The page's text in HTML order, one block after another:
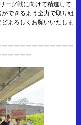
ーグ戦に向けて精進して
できるよう全力で取り組
よろしくお願いいたしま
ーーーーーーーーーーー
ーーーーー